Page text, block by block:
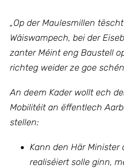
„Op der Maulesmillen
Wäiswampech, bei der
zanter Méint eng Baustell
richteg weider ze goe
An deem Kader wollt ech
Mobilitéit an ëffentlech
stellen:
Kann den Här Minister
realiséiert solle ginn,